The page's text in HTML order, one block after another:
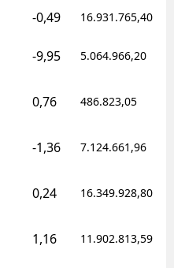
-0,49 16.931.765,40
-9,95 5.064.966,20
0,76 486.823,05
-1,36 7.124.661,96
0,24 16.349.928,80
1,16 11.902.813,59